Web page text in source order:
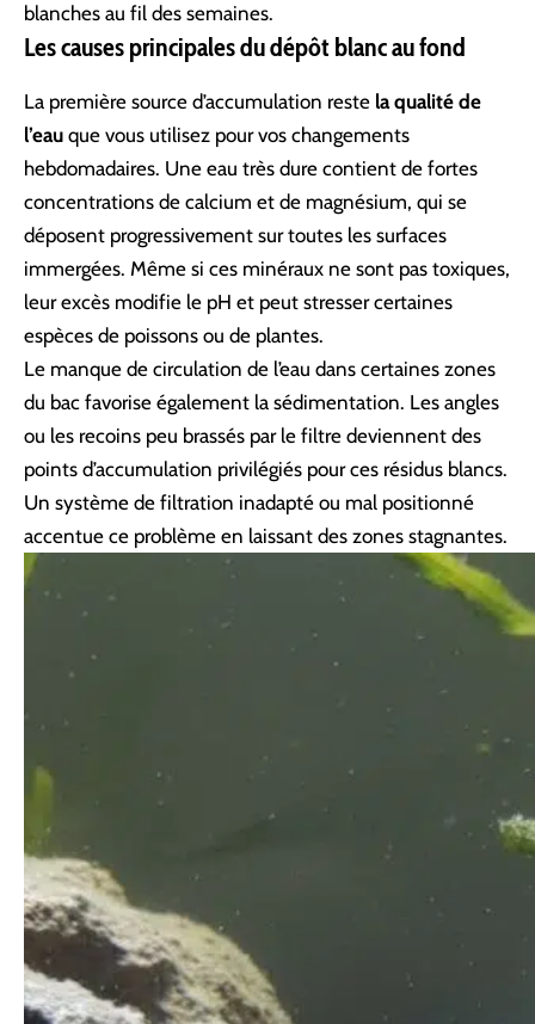
blanches au fil des semaines.
Les causes principales du dépôt blanc au fond
La première source d’accumulation reste la qualité de
l’eau que vous utilisez pour vos changements
hebdomadaires. Une eau très dure contient de fortes
concentrations de calcium et de magnésium, qui se
déposent progressivement sur toutes les surfaces
immergées. Même si ces minéraux ne sont pas toxiques,
leur excès modifie le pH et peut stresser certaines
espèces de poissons ou de plantes.
Le manque de circulation de l’eau dans certaines zones
du bac favorise également la sédimentation. Les angles
ou les recoins peu brassés par le filtre deviennent des
points d’accumulation privilégiés pour ces résidus blancs.
Un système de filtration inadapté ou mal positionné
accentue ce problème en laissant des zones stagnantes.